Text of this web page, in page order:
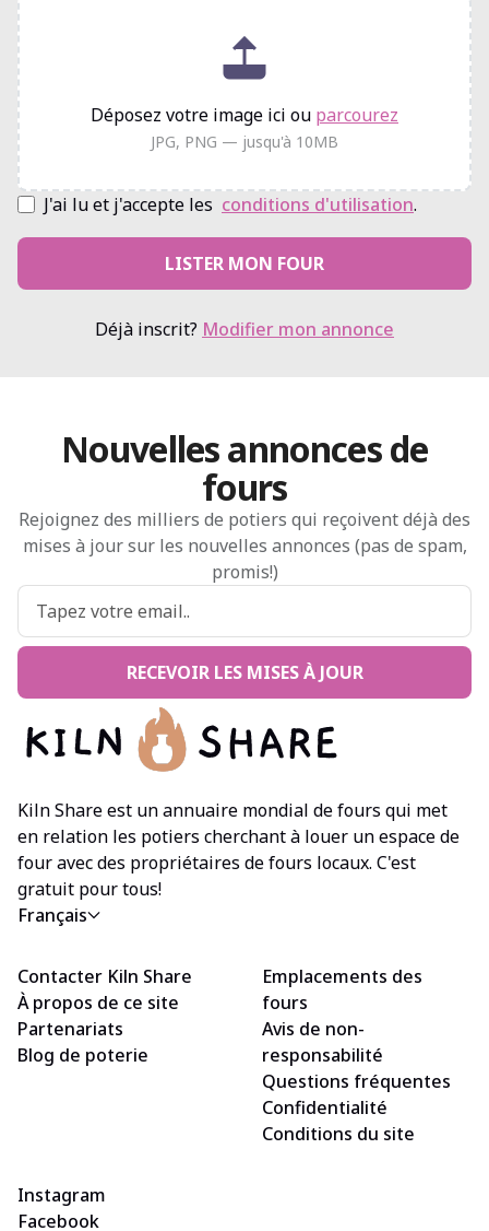
Déposez votre image ici ou parcourez
JPG, PNG — jusqu'à 10MB
J'ai lu et j'accepte les conditions d'utilisation.
LISTER MON FOUR
Déjà inscrit? Modifier mon annonce
Nouvelles annonces de
fours
Rejoignez des milliers de potiers qui reçoivent déjà des
mises à jour sur les nouvelles annonces (pas de spam,
promis!)
RECEVOIR LES MISES À JOUR
Kiln Share est un annuaire mondial de fours qui met
en relation les potiers cherchant à louer un espace de
four avec des propriétaires de fours locaux. C'est
gratuit pour tous!
Français
Contacter Kiln Share
À propos de ce site
Partenariats
Blog de poterie
Emplacements des
fours
Avis de non-
responsabilité
Questions fréquentes
Confidentialité
Conditions du site
Instagram
Facebook